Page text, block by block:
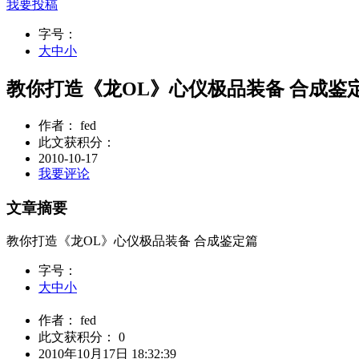
我要投稿
字号：
大中小
教你打造《龙OL》心仪极品装备 合成鉴
作者： fed
此文获积分：
2010-10-17
我要评论
文章摘要
教你打造《龙OL》心仪极品装备 合成鉴定篇
字号：
大中小
作者： fed
此文获积分：
0
2010年10月17日 18:32:39